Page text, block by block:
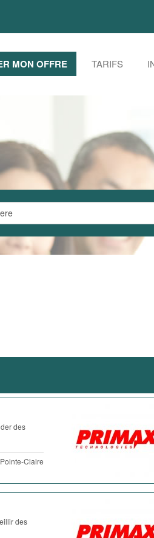
MON OFFRE TARIFS
des
Pointe-Claire
des